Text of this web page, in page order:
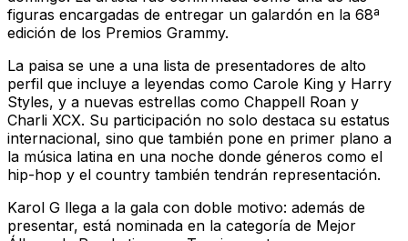
figuras encargadas de entregar un galardón en la 68ª
edición de los Premios Grammy.
La paisa se une a una lista de presentadores de alto
perfil que incluye a leyendas como Carole King y Harry
Styles, y a nuevas estrellas como Chappell Roan y
Charli XCX. Su participación no solo destaca su estatus
internacional, sino que también pone en primer plano a
la música latina en una noche donde géneros como el
hip-hop y el country también tendrán representación.
Karol G llega a la gala con doble motivo: además de
presentar, está nominada en la categoría de Mejor